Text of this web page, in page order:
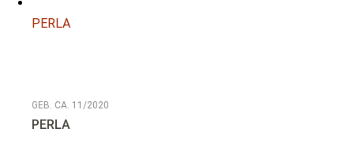
PERLA
GEB. CA. 11/2020
PERLA